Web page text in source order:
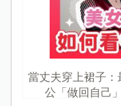
當丈夫穿上裙子
公「做回自己